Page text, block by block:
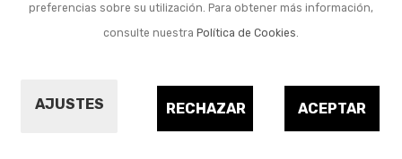
preferencias sobre su utilización. Para obtener más información,
consulte nuestra Política de Cookies
AJUSTES ACEPTAR
RECHAZAR
Recipientes cocina herméticos de plástico
Recipientes cocina herméticos de vidrio
Termos alimentarios para sólidos
Recipientes y bolsas de vacío cocina